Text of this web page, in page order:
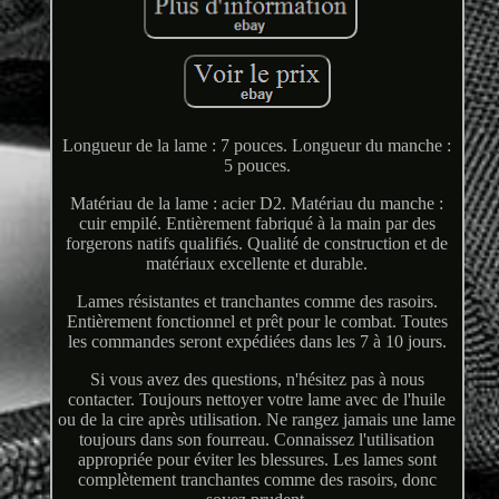
Longueur de la lame : 7 pouces. Longueur du manche :
5 pouces.
Matériau de la lame : acier D2. Matériau du manche :
cuir empilé. Entièrement fabriqué à la main par des
forgerons natifs qualifiés. Qualité de construction et de
matériaux excellente et durable.
Lames résistantes et tranchantes comme des rasoirs.
Entièrement fonctionnel et prêt pour le combat. Toutes
les commandes seront expédiées dans les 7 à 10 jours.
Si vous avez des questions, n'hésitez pas à nous
contacter. Toujours nettoyer votre lame avec de l'huile
ou de la cire après utilisation. Ne rangez jamais une lame
toujours dans son fourreau. Connaissez l'utilisation
appropriée pour éviter les blessures. Les lames sont
complètement tranchantes comme des rasoirs, donc